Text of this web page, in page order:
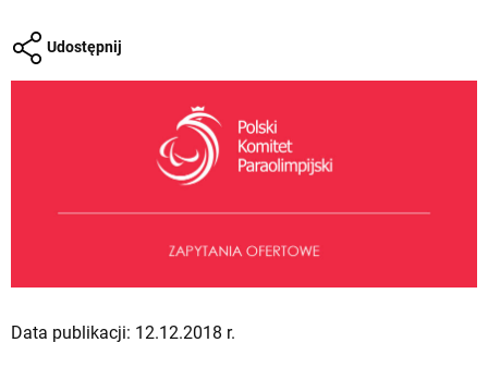
Udostępnij
Data publikacji: 12.12.2018 r.